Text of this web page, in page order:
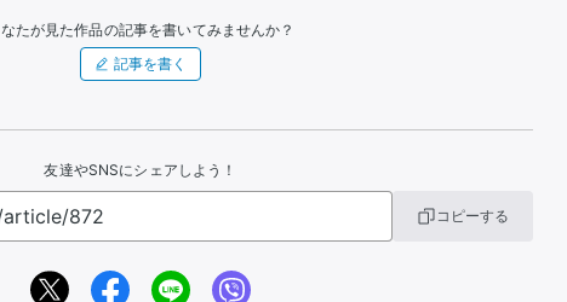
たが見た作品の記事を書いてみませんか？
記事を書く
友達やSNSにシェアしよう！
コピーする